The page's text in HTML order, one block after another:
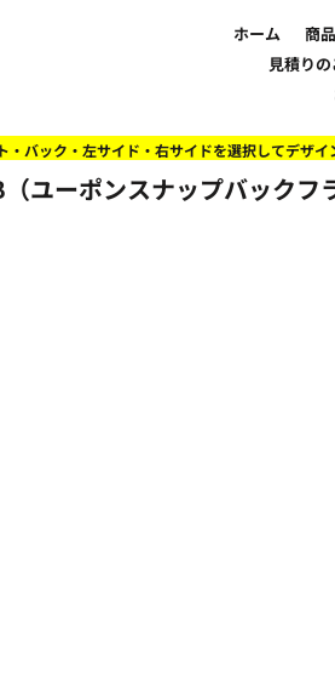
ホーム 商
見積り
・バック・左サイド・右サイドを選択してデザイ
（ユーポンスナップバック
品
エラ 無地キャップ）
ット/ユーポン 無地キャップ）
無地キャップ
マム10個以上の発注
場合
方へ
始!
します!